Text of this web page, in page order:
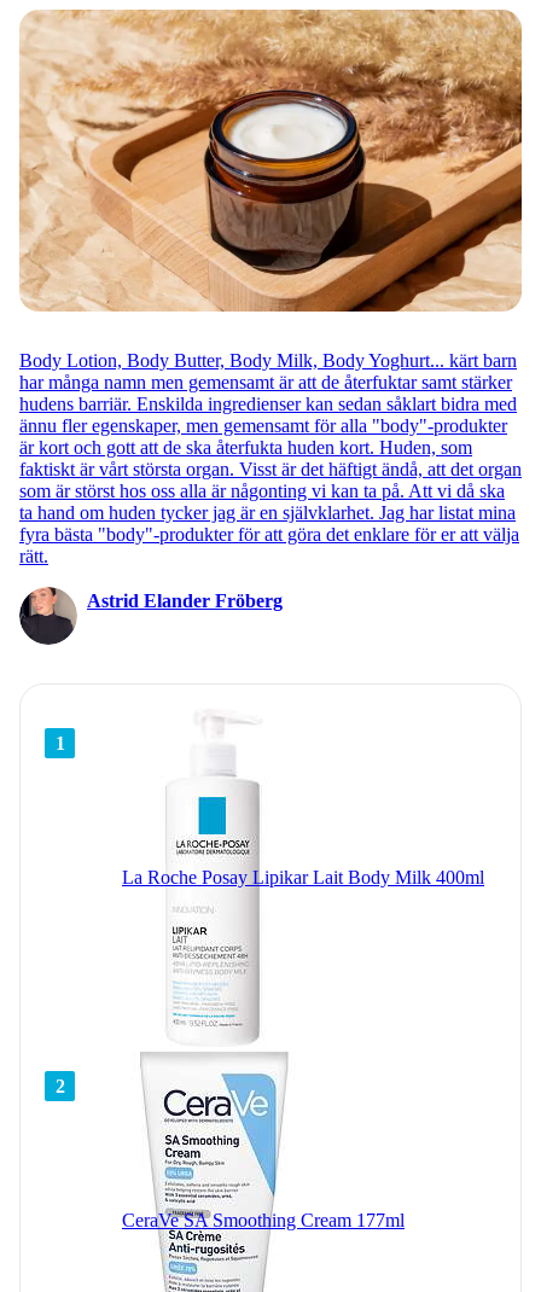
Body Lotion, Body Butter, Body Milk, Body Yoghurt... kärt barn
har många namn men gemensamt är att de återfuktar samt stärker
hudens barriär. Enskilda ingredienser kan sedan såklart bidra med
ännu fler egenskaper, men gemensamt för alla "body"-produkter
är kort och gott att de ska återfukta huden kort. Huden, som
faktiskt är vårt största organ. Visst är det häftigt ändå, att det organ
som är störst hos oss alla är någonting vi kan ta på. Att vi då ska
ta hand om huden tycker jag är en självklarhet. Jag har listat mina
fyra bästa "body"-produkter för att göra det enklare för er att välja
rätt.
Astrid Elander Fröberg
1
La Roche Posay Lipikar Lait Body Milk 400ml
2
CeraVe SA Smoothing Cream 177ml